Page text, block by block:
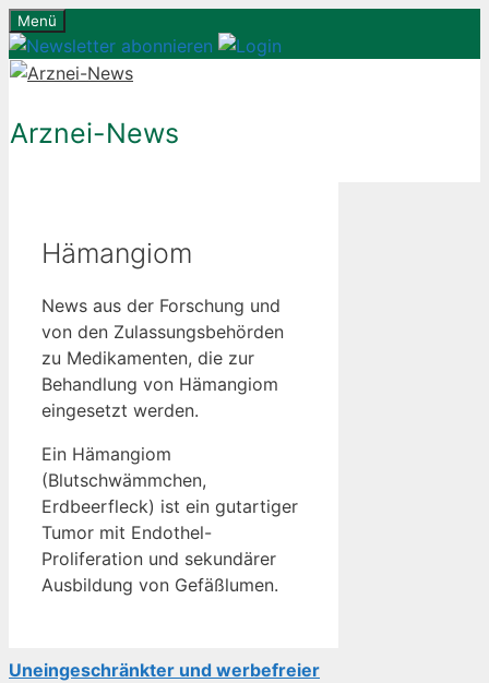
Zum
Inhalt
springen
Menü
Arznei-News
Hämangiom
News aus der Forschung und
von den Zulassungsbehörden
zu Medikamenten, die zur
Behandlung von Hämangiom
eingesetzt werden.
Ein Hämangiom
(Blutschwämmchen,
Erdbeerfleck) ist ein gutartiger
Tumor mit Endothel-
Proliferation und sekundärer
Ausbildung von Gefäßlumen.
Uneingeschränkter und werbefreier